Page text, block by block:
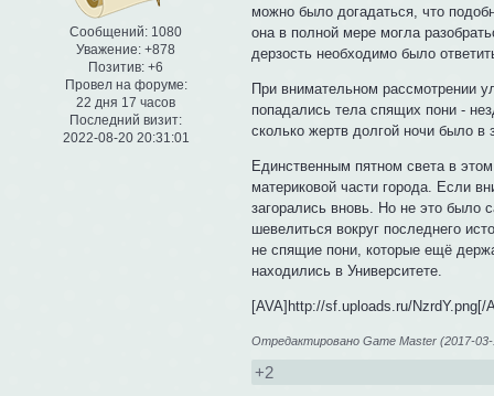
Сообщений: 1080
Уважение: +878
Позитив: +6
Провел на форуме:
22 дня 17 часов
Последний визит:
2022-08-20 20:31:01
можно было догадаться, что
она в полной мере могла
дерзость необходимо было
При внимательном рассмотрении
попадались тела спящих пони -
сколько жертв долгой ночи было
Единственным пятном света в
материковой части города. Если
загорались вновь. Но не это было
шевелиться вокруг последнего
не спящие пони, которые ещё
находились в Университете.
[AVA]http://sf.uploads.ru/
Отредактировано Game Master (2017-03-
+2